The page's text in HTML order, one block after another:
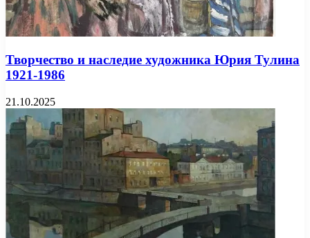
Творчество и наследие художника Юрия Тулина
1921-1986
21.10.2025